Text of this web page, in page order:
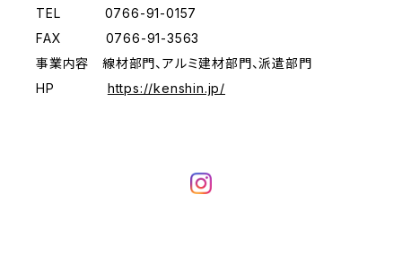
TEL 0766-91-0157
FAX 0766-91-3563
事業内容 線材部門、アルミ建材部門、派遣部門
HP https://kenshin.jp/